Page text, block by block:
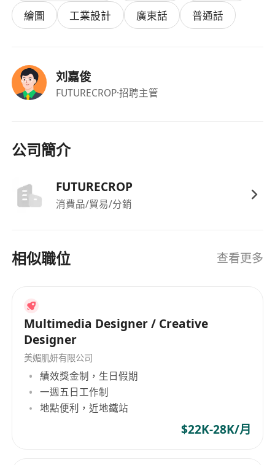
5、对行业动态和市场需求有敏锐洞察力，能设计出
符合市场趋势的产品。
6、良好的团队协作精神和沟通能力，能适应快节奏
高强度的工作环境。
繪圖
工業設計 廣東話 普通話
刘嘉俊
FUTURECROP·招聘主管
公司簡介
FUTURECROP
消費品/貿易/分銷
相似職位 查看更多
Multimedia Designer / Creative
Designer
美媚肌妍有限公司
績效獎金制，生日假期
一週五日工作制
地點便利，近地鐵站
$22K-28K/月